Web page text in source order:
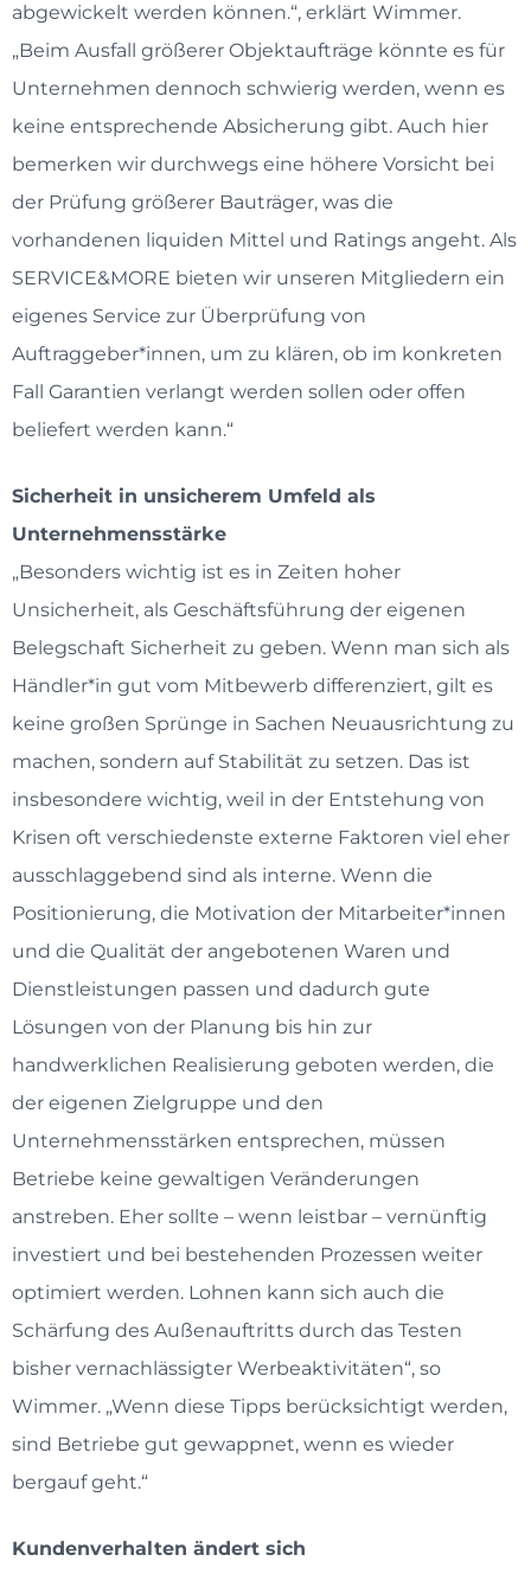
abgewickelt werden können.“, erklärt Wimmer.
„Beim Ausfall größerer Objektaufträge könnte es für
Unternehmen dennoch schwierig werden, wenn es
keine entsprechende Absicherung gibt. Auch hier
bemerken wir durchwegs eine höhere Vorsicht bei
der Prüfung größerer Bauträger, was die
vorhandenen liquiden Mittel und Ratings angeht. Als
SERVICE&MORE bieten wir unseren Mitgliedern ein
eigenes Service zur Überprüfung von
Auftraggeber*innen, um zu klären, ob im konkreten
Fall Garantien verlangt werden sollen oder offen
beliefert werden kann.“
Sicherheit in unsicherem Umfeld als
Unternehmensstärke
„Besonders wichtig ist es in Zeiten hoher
Unsicherheit, als Geschäftsführung der eigenen
Belegschaft Sicherheit zu geben. Wenn man sich als
Händler*in gut vom Mitbewerb differenziert, gilt es
keine großen Sprünge in Sachen Neuausrichtung zu
machen, sondern auf Stabilität zu setzen. Das ist
insbesondere wichtig, weil in der Entstehung von
Krisen oft verschiedenste externe Faktoren viel eher
ausschlaggebend sind als interne. Wenn die
Positionierung, die Motivation der Mitarbeiter*innen
und die Qualität der angebotenen Waren und
Dienstleistungen passen und dadurch gute
Lösungen von der Planung bis hin zur
handwerklichen Realisierung geboten werden, die
der eigenen Zielgruppe und den
Unternehmensstärken entsprechen, müssen
Betriebe keine gewaltigen Veränderungen
anstreben. Eher sollte – wenn leistbar – vernünftig
investiert und bei bestehenden Prozessen weiter
optimiert werden. Lohnen kann sich auch die
Schärfung des Außenauftritts durch das Testen
bisher vernachlässigter Werbeaktivitäten“, so
Wimmer. „Wenn diese Tipps berücksichtigt werden,
sind Betriebe gut gewappnet, wenn es wieder
bergauf geht.“
Kundenverhalten ändert sich